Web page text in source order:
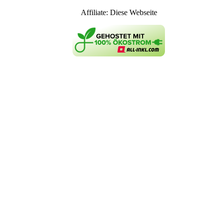
Affiliate: Diese Webseite